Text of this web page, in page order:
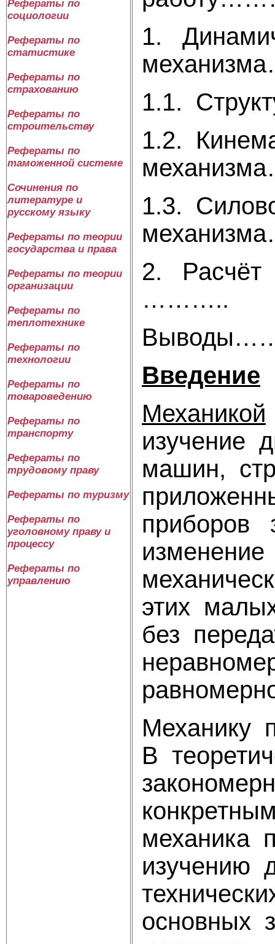
Рефераты по
социологии
Рефераты по
статистике
Рефераты по
страхованию
Рефераты по
строительству
Рефераты по
таможенной системе
Сочинения по
литературе и
русскому языку
Рефераты по теории
государства и права
Рефераты по теории
организации
Рефераты по
теплотехнике
Рефераты по
технологии
Рефераты по
товароведению
Рефераты по
транспорту
Рефераты по
трудовому праву
Рефераты по туризму
Рефераты по
уголовному праву и
процессу
Рефераты по
управлению
1.
1.1.
1.2.
1.3.
2. Расчёт
………..
Введение
Механикой
изучение
машин,
приборов
этих
без
Механику
В
механика
изучению
основных